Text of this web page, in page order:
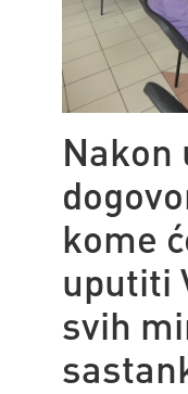
kome
uputiti
svih